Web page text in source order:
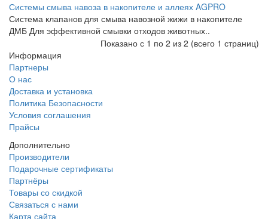
Системы смыва навоза в накопителе и аллеях AGPRO
Система клапанов для смыва навозной жижи в накопителе
ДМБ Для эффективной смывки отходов животных..
Показано с 1 по 2 из 2 (всего 1 страниц)
Информация
Партнеры
О нас
Доставка и установка
Политика Безопасности
Условия соглашения
Прайсы
Дополнительно
Производители
Подарочные сертификаты
Партнёры
Товары со скидкой
Связаться с нами
Карта сайта